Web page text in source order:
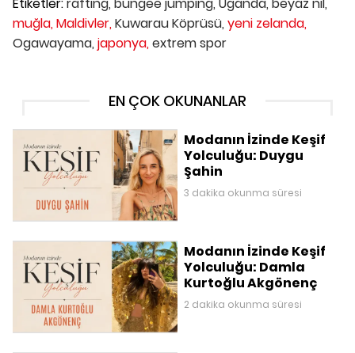
muğla,Maldivler,Kuwarau Köprüsü, yeni zelanda,
Ogawayama, japonya,extrem spor
EN ÇOK OKUNANLAR
Modanın İzinde Keşif
Yolculuğu: Duygu
Şahin
3 dakika okunma süresi
Modanın İzinde Keşif
Yolculuğu: Damla
Kurtoğlu Akgönenç
2 dakika okunma süresi